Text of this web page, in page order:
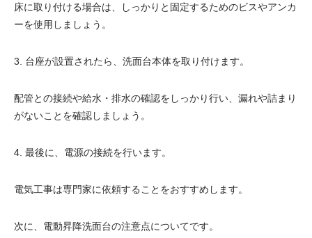
床に取り付ける場合は、しっかりと固定するためのビスやアンカ
ーを使用しましょう。
3. 台座が設置されたら、洗面台本体を取り付けます。
配管との接続や給水・排水の確認をしっかり行い、漏れや詰まり
がないことを確認しましょう。
4. 最後に、電源の接続を行います。
電気工事は専門家に依頼することをおすすめします。
次に、電動昇降洗面台の注意点についてです。